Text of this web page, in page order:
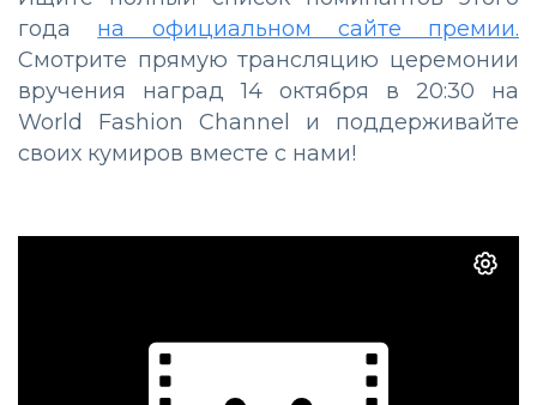
года на официальном сайте премии.
Смотрите прямую трансляцию церемонии
вручения наград 14 октября в 20:30 на
World Fashion Channel и поддерживайте
своих кумиров вместе с нами!